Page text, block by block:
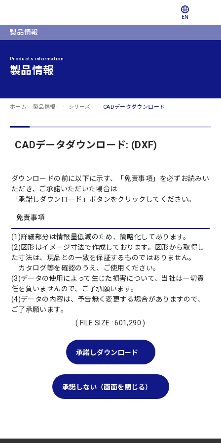
EN
製品情報
Products information
製品情報
ホーム 製品情報 シリーズ CADデータダウンロード
CADデータダウンロード: (DXF)
ダウンロードの前に以下に示す、「免責事項」を必ずお読みい
ただき、ご承諾いただいた場合は
「承諾しダウンロード」ボタンをクリックしてください。
免責事項
(1)詳細部分は情報量低減のため、簡略化してあります。
(2)図形はイメージ寸法で作成しております。図形から取得し
た寸法は、現品との一致を保証するものではありません。
カタログ等を確認のうえ、ご使用ください。
(3)データの使用によって生じた損害について、当社は一切責
任を負いませんので、ご了承願います。
(4)データの内容は、予告無く変更する場合がありますので、
ご了承願います。
( FILE SIZE : 601,290 )
承諾しダウンロード
承諾しない（画面を閉じる）